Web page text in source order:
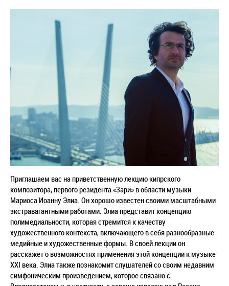
Приглашаем вас на приветственную лекцию кипрского
композитора, первого резидента «Зари» в области музыки
Мариоса Иоанну Элиа. Он хорошо известен своими масштабными
экстравагантными работами. Элиа представит концепцию
полимедиальности, которая стремится к качеству
художественного контекста, включающего в себя разнообразные
медийные и художественные формы. В своей лекции он
расскажет о возможностях применения этой концепции к музыке
XXI века. Элиа также познакомит слушателей со своим недавним
симфоническим произведением, которое связано с